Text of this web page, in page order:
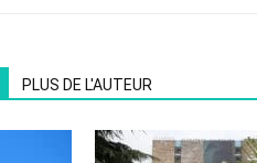
PLUS DE L'AUTEUR